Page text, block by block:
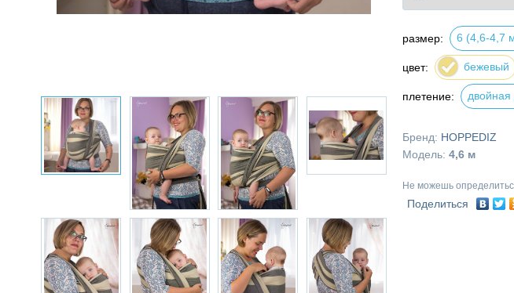
размер: 6 (4,6-4,7
цвет: бежевый
плетение: двойная
Бренд: HOPPEDIZ
Модель: 4,6 м
Не можешь
Поделиться